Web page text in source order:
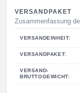
VERSANDPAKET
Zusammenfassung
VERSANDEINHEIT:
VERSANDPAKET:
VERSAND-
BRUTTOGEWICHT: